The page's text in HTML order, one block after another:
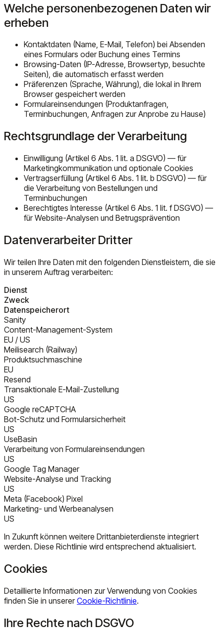
Welche personenbezogenen Daten wir
erheben
Kontaktdaten (Name, E-Mail, Telefon) bei Absenden
eines Formulars oder Buchung eines Termins
Browsing-Daten (IP-Adresse, Browsertyp, besuchte
Seiten), die automatisch erfasst werden
Präferenzen (Sprache, Währung), die lokal in Ihrem
Browser gespeichert werden
Formulareinsendungen (Produktanfragen,
Terminbuchungen, Anfragen zur Anprobe zu Hause)
Rechtsgrundlage der Verarbeitung
Einwilligung (Artikel 6 Abs. 1 lit. a DSGVO) — für
Marketingkommunikation und optionale Cookies
Vertragserfüllung (Artikel 6 Abs. 1 lit. b DSGVO) — für
die Verarbeitung von Bestellungen und
Terminbuchungen
Berechtigtes Interesse (Artikel 6 Abs. 1 lit. f DSGVO) —
für Website-Analysen und Betrugsprävention
Datenverarbeiter Dritter
Wir teilen Ihre Daten mit den folgenden Dienstleistern, die sie
in unserem Auftrag verarbeiten:
Dienst
Zweck
Datenspeicherort
Sanity
Content-Management-System
EU / US
Meilisearch (Railway)
Produktsuchmaschine
EU
Resend
Transaktionale E-Mail-Zustellung
US
Google reCAPTCHA
Bot-Schutz und Formularsicherheit
US
UseBasin
Verarbeitung von Formulareinsendungen
US
Google Tag Manager
Website-Analyse und Tracking
US
Meta (Facebook) Pixel
Marketing- und Werbeanalysen
US
In Zukunft können weitere Drittanbieterdienste integriert
werden. Diese Richtlinie wird entsprechend aktualisiert.
Cookies
Detaillierte Informationen zur Verwendung von Cookies
finden Sie in unserer Cookie-Richtlinie.
Ihre Rechte nach DSGVO